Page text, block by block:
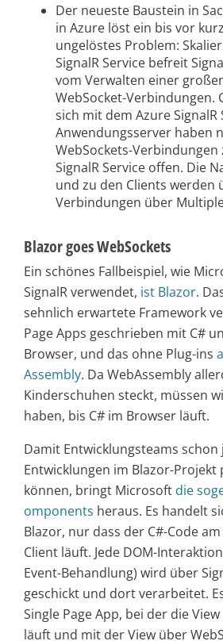
Der neueste Baustein in
in Azure löst ein bis vor
ungelöstes Problem:
SignalR Service befreit
vom Verwalten einer
WebSocket-Verbindungen.
sich mit dem Azure SignalR
Anwendungsserver haben
WebSockets-Verbindungen
SignalR Service offen. Die
und zu den Clients werden
Verbindungen über
Blazor goes WebSockets
Ein schönes Fallbeispiel, wie
SignalR verwendet, ist Blazor.
sehnlich erwartete Framework
Page Apps geschrieben mit C#
Browser, und das ohne Plug-ins
Assembly. Da WebAssembly
Kinderschuhen steckt, müssen
haben, bis C# im Browser läuft.
Damit Entwicklungsteams
Entwicklungen im Blazor-
können, bringt Microsoft die
omponents heraus. Es handelt
Blazor, nur dass der C#-Code
Client läuft. Jede DOM-
Event-Behandlung) wird über
geschickt und dort verarbeitet.
Single Page App, bei der die
läuft und mit der View über